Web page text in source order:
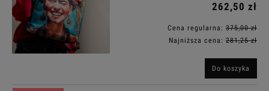
262,50 zł
Cena regularna: 375,00 zł
Najniższa cena: 281,25 zł
Do koszyka